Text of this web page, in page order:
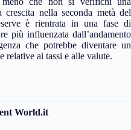
nella seconda metà del
è rientrata in una fase di
più influenzata dall’andamento
che potrebbe diventare un
relative ai tassi e alle valute.
World.it